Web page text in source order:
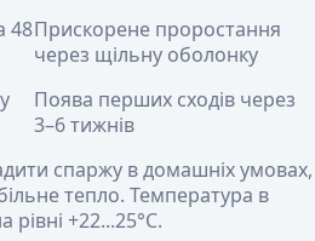
48Прискорене проростання
через щільну оболонку
Поява перших сходів через
3–6 тижнів
спаржу в домашніх умовах,
тепло. Температура в
рівні +22...25°C.